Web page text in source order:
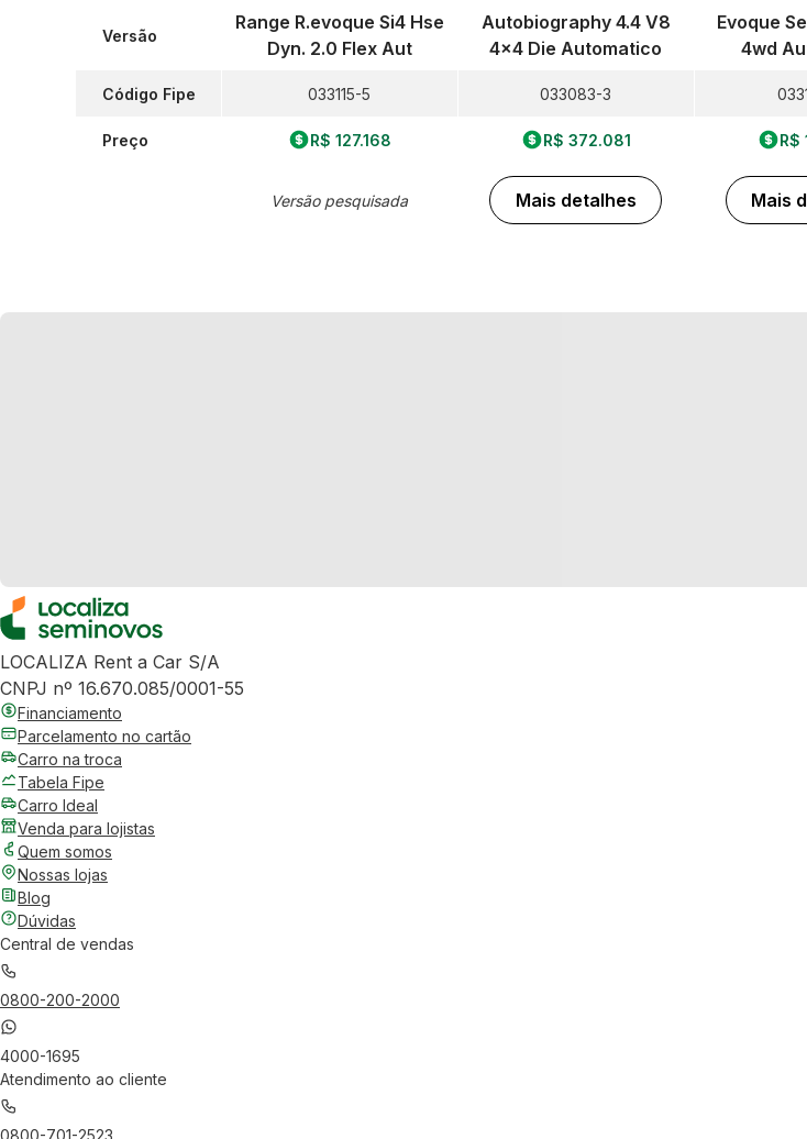
Versão
Código Fipe
Preço
Range R.evoque Si4 Hse
Dyn. 2.0 Flex Aut
033115-5
R$ 127.168
Versão pesquisada
Autobiography 4.4 V8
4x4 Die Automatico
033083-3
R$ 372.081
Mais detalhes
Evoque
4wd
R$
Mais
LOCALIZA Rent a Car S/A
CNPJ nº 16.670.085/0001-55
Financiamento
Parcelamento no cartão
Carro na troca
Tabela Fipe
Carro Ideal
Venda para lojistas
Quem somos
Nossas lojas
Blog
Dúvidas
Central de vendas
0800-200-2000
4000-1695
Atendimento ao cliente
0800-701-2523